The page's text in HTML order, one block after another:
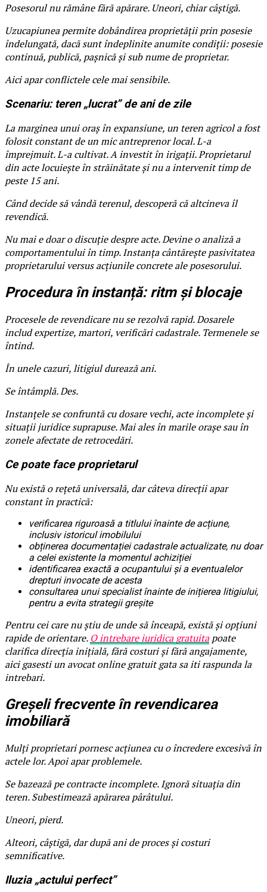
Posesorul nu rămâne fără apărare. Uneori, chiar câștigă.
Uzucapiunea permite dobândirea proprietății prin posesie
îndelungată, dacă sunt îndeplinite anumite condiții: posesie
continuă, publică, pașnică și sub nume de proprietar.
Aici apar conflictele cele mai sensibile.
Scenariu: teren „lucrat” de ani de zile
La marginea unui oraș în expansiune, un teren agricol a fost
folosit constant de un mic antreprenor local. L-a
împrejmuit. L-a cultivat. A investit în irigații. Proprietarul
din acte locuiește în străinătate și nu a intervenit timp de
peste 15 ani.
Când decide să vândă terenul, descoperă că altcineva îl
revendică.
Nu mai e doar o discuție despre acte. Devine o analiză a
comportamentului în timp. Instanța cântărește pasivitatea
proprietarului versus acțiunile concrete ale posesorului.
Procedura în instanță: ritm și blocaje
Procesele de revendicare nu se rezolvă rapid. Dosarele
includ expertize, martori, verificări cadastrale. Termenele se
întind.
În unele cazuri, litigiul durează ani.
Se întâmplă. Des.
Instanțele se confruntă cu dosare vechi, acte incomplete și
situații juridice suprapuse. Mai ales în marile orașe sau în
zonele afectate de retrocedări.
Ce poate face proprietarul
Nu există o rețetă universală, dar câteva direcții apar
constant în practică:
verificarea riguroasă a titlului înainte de acțiune,
inclusiv istoricul imobilului
obținerea documentației cadastrale actualizate, nu doar
a celei existente la momentul achiziției
identificarea exactă a ocupantului și a eventualelor
drepturi invocate de acesta
consultarea unui specialist înainte de inițierea litigiului,
pentru a evita strategii greșite
Pentru cei care nu știu de unde să înceapă, există și opțiuni
rapide de orientare. O intrebare juridica gratuitapoate
clarifica direcția inițială, fără costuri și fără angajamente,
aici gasesti un avocat online gratuit gata sa iti raspunda la
intrebari.
Greșeli frecvente în revendicarea
imobiliară
Mulți proprietari pornesc acțiunea cu o încredere excesivă în
actele lor. Apoi apar problemele.
Se bazează pe contracte incomplete. Ignoră situația din
teren. Subestimează apărarea pârâtului.
Uneori, pierd.
Alteori, câștigă, dar după ani de proces și costuri
semnificative.
Iluzia „actului perfect”